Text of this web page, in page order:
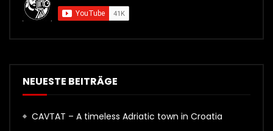
NEUESTE BEITRÄGE
CAVTAT – A timeless Adriatic town in Croatia